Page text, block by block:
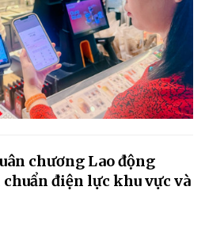
chương Lao động
điện lực khu vực và